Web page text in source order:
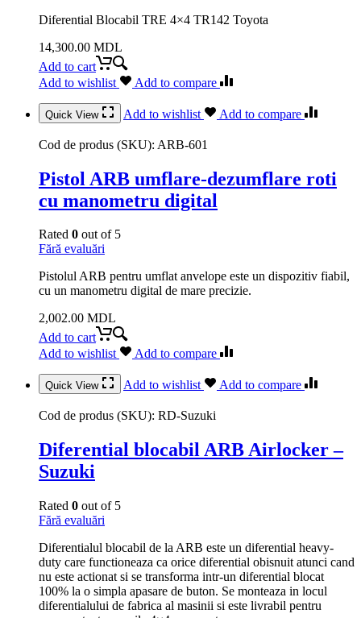
Diferential Blocabil TRE 4×4 TR142 Toyota
14,300.00 MDL
Add to cart
Add to wishlist
Add to compare
Quick View Add to wishlist Add to compare
Cod de produs (SKU): ARB-601
Pistol ARB umflare-dezumflare roti
cu manometru digital
Rated 0 out of 5
Fără evaluări
Pistolul ARB pentru umflat anvelope este un dispozitiv fiabil,
cu un manometru digital de mare precizie.
2,002.00 MDL
Add to cart
Add to wishlist
Add to compare
Quick View Add to wishlist Add to compare
Cod de produs (SKU): RD-Suzuki
Diferential blocabil ARB Airlocker –
Suzuki
Rated 0 out of 5
Fără evaluări
Diferentialul blocabil de la ARB este un diferential heavy-
duty care functioneaza ca orice diferential obisnuit atunci cand
nu este actionat si se transforma intr-un diferential blocat
100% la o simpla apasare de buton. Se monteaza in locul
diferentialului de fabrica al masinii si este livrabil pentru